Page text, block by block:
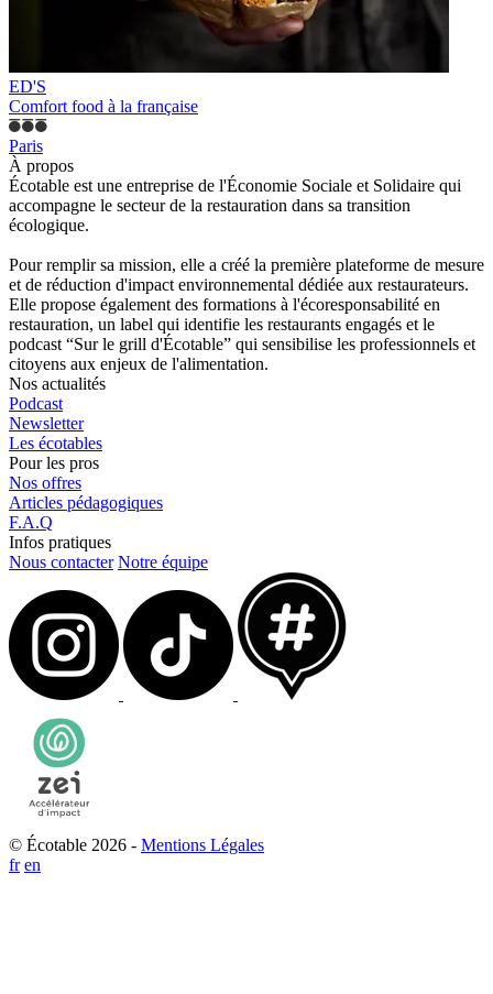
ED'S
Comfort food à la française
Paris
À propos
Écotable est une entreprise de l'Économie Sociale et Solidaire qui
accompagne le secteur de la restauration dans sa transition
écologique.
Pour remplir sa mission, elle a créé la première plateforme de mesure
et de réduction d'impact environnemental dédiée aux restaurateurs.
Elle propose également des formations à l'écoresponsabilité en
restauration, un label qui identifie les restaurants engagés et le
podcast “Sur le grill d'Écotable” qui sensibilise les professionnels et
citoyens aux enjeux de l'alimentation.
Nos actualités
Podcast
Newsletter
Les écotables
Pour les pros
Nos offres
Articles pédagogiques
F.A.Q
Infos pratiques
Nous contacter Notre équipe
© Écotable 2026 - Mentions Légales
fr en